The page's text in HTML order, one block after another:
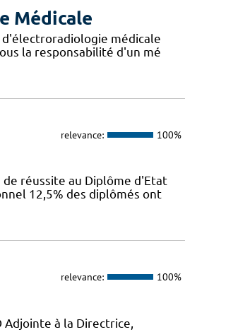
Médicale
médicale
la responsabilité d'un mé
relevance: 100%
de réussite au Diplôme d'Etat
12,5% des diplômés ont
relevance: 100%
Adjointe à la Directrice,